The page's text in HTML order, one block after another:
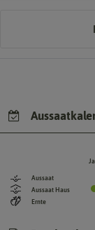
Aussaat
Aussaat Haus
Ernte